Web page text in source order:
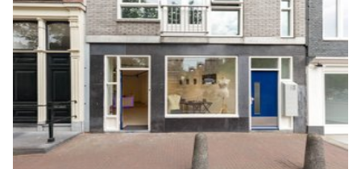
Galerie d'art
Kiosque / Stand / Corner
Lobby / Accueil
Maison / Villa / Hôtel Particulier
Restaurant / Bar / Café
Rooftop